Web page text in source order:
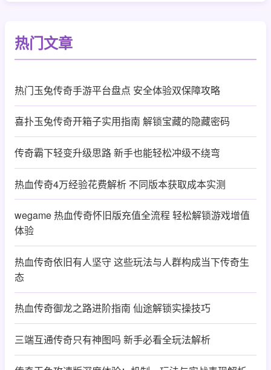
热门文章
热门玉兔传奇手游平台盘点 安全体验双保障攻略
喜扑玉兔传奇开箱子实用指南 解锁宝藏的隐藏密码
传奇霸下轻变升级思路 新手也能轻松冲级不绕弯
热血传奇4万经验花费解析 不同版本获取成本实测
wegame 热血传奇怀旧版充值全流程 轻松解锁游戏增值
体验
热血传奇依旧有人坚守 这些玩法与人群构成当下传奇生
态
热血传奇御龙之路进阶指南 仙途解锁实操技巧
三端互通传奇只有神图吗 新手必看全玩法解析